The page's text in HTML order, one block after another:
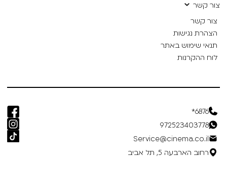
צור קשר
צור קשר
הצהרת נגישות
תנאי שימוש באתר
לוח ההקרנות
6876*
972523403778
Service@cinema.co.il
רחוב הארבעה 5, תל אביב